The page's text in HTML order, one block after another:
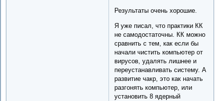
Результаты очень хорошие.
Я уже писал, что практики КК
не самодостаточны. КК можно
сравнить с тем, как если бы
начали чистить компьютер от
вирусов, удалять лишнее и
переустанавливать систему. А
развитие чакр, это как начать
разгонять компьютер, или
установить 8 ядерный